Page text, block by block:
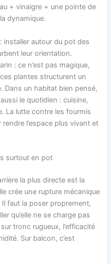
+ vinaigre + une pointe de
dynamique.
installer autour du pot des
leur orientation.
: ce n’est pas magique,
plantes structurent un
Dans un habitat bien pensé,
le quotidien : cuisine,
La lutte contre les fourmis
l’espace plus vivant et
surtout en pot
la plus directe est la
crée une rupture mécanique
faut la poser proprement,
qu’elle ne se charge pas
tronc rugueux, l’efficacité
Sur balcon, c’est